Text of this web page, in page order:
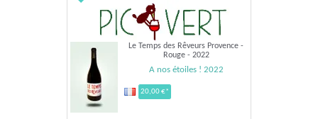
Le Temps des Rêveurs Provence -
Rouge - 2022
A nos étoiles ! 2022
20,00 €*